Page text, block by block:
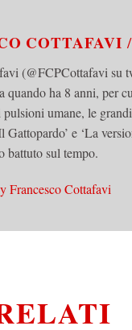
COTTAFAVI
(@FCPCottafavi su
quando ha 8 anni, per
umane, le
Gattopardo’ e ‘La
battuto sul tempo.
Francesco Cottafavi